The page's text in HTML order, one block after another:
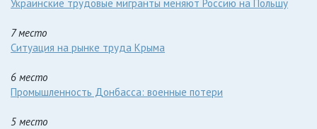
Украинские трудовые мигранты меняют Россию на Польшу
7 место
Ситуация на рынке труда Крыма
6 место
Промышленность Донбасса: военные потери
5 место